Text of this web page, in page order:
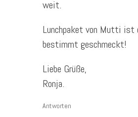
weit.
Lunchpaket von Mutti
bestimmt geschmeckt!
Liebe Grüße,
Ronja.
Antworten